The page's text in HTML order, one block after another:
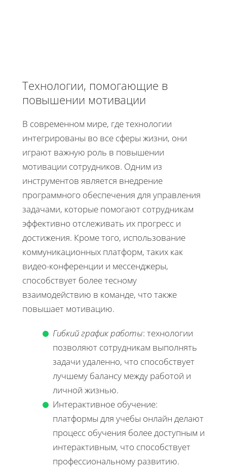
Технологии, помогающие в
повышении мотивации
В современном мире, где технологии
интегрированы во все сферы жизни, они
играют важную роль в повышении
мотивации сотрудников. Одним из
инструментов является внедрение
программного обеспечения для управления
задачами, которые помогают сотрудникам
эффективно отслеживать их прогресс и
достижения. Кроме того, использование
коммуникационных платформ, таких как
видео-конференции и мессенджеры,
способствует более тесному
взаимодействию в команде, что также
повышает мотивацию.
Гибкий график работы: технологии
позволяют сотрудникам выполнять
задачи удаленно, что способствует
лучшему балансу между работой и
личной жизнью.
Интерактивное обучение:
платформы для учебы онлайн делают
процесс обучения более доступным и
интерактивным, что способствует
профессиональному развитию.